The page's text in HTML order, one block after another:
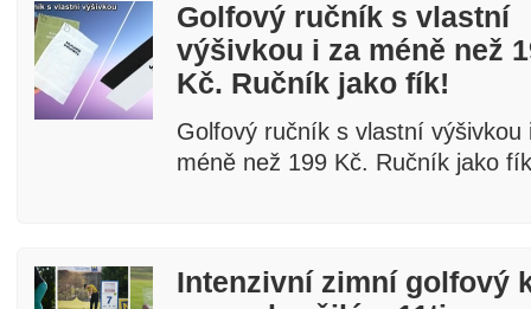
Golfový ručník s vlastní
výšivkou i za méně než
Kč. Ručník jako fík!
Golfový ručník s vlastní výšivkou
méně než 199 Kč. Ručník jako
Intenzivní zimní golfový